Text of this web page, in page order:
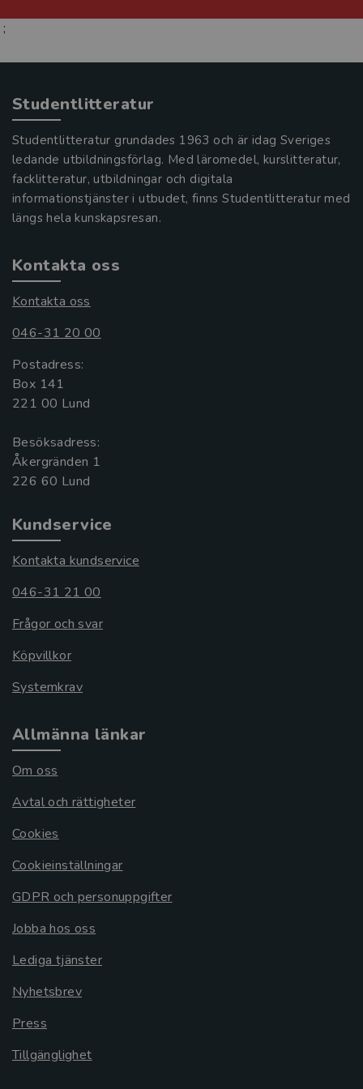
;
Studentlitteratur
Studentlitteratur grundades 1963 och är idag Sveriges
ledande utbildningsförlag. Med läromedel, kurslitteratur,
facklitteratur, utbildningar och digitala
informationstjänster i utbudet, finns Studentlitteratur med
längs hela kunskapsresan.
Kontakta oss
Kontakta oss
046-31 20 00
Postadress:
Box 141
221 00 Lund
Besöksadress:
Åkergränden 1
Kundservice
Kontakta kundservice
046-31 21 00
Frågor och svar
Köpvillkor
Systemkrav
Allmänna länkar
Om oss
Avtal och rättigheter
Cookies
Cookieinställningar
GDPR och personuppgifter
Jobba hos oss
Lediga tjänster
Nyhetsbrev
Press
Tillgänglighet